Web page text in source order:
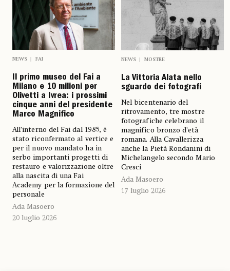
NEWS FAI
Il primo museo del Fai a
Milano e 10 milioni per
Olivetti a Ivrea: i prossimi
cinque anni del presidente
Marco Magnifico
All’interno del Fai dal 1985, è
stato riconfermato al vertice e
per il nuovo mandato ha in
serbo importanti progetti di
restauro e valorizzazione oltre
alla nascita di una Fai
Academy per la formazione del
personale
Ada Masoero
20 luglio 2026
NEWS MOSTRE
La Vittoria Alata nello
sguardo dei fotografi
Nel bicentenario del
ritrovamento, tre mostre
fotografiche celebrano il
magnifico bronzo d’età
romana. Alla Cavallerizza
anche la Pietà Rondanini di
Michelangelo secondo Mario
Cresci
Ada Masoero
17 luglio 2026